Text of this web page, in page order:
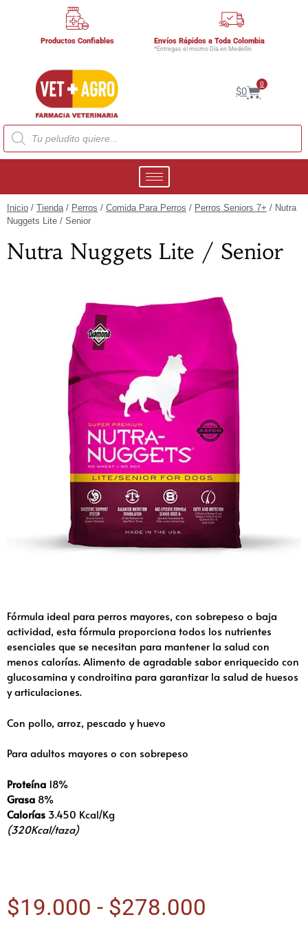
Productos Confiables Envíos Rápidos a Toda Colombia
*Entregas el mismo Día en Medellín
$0
0
Inicio / Tienda/ Perros / Comida Para Perros / Perros Seniors 7+ / Nutra
Nuggets Lite / Senior
Nutra Nuggets Lite / Senior
Fórmula ideal para perros mayores, con sobrepeso o baja
actividad, esta fórmula proporciona todos los nutrientes
esenciales que se necesitan para mantener la salud con
menos calorías. Alimento de agradable sabor enriquecido con
glucosamina y condroitina para garantizar la salud de huesos
y articulaciones.
Con pollo, arroz, pescado y huevo
Para adultos mayores o con sobrepeso
Proteína 18%
Grasa 8%
Calorías 3.450 Kcal/Kg
(320Kcal/taza)
$19.000 - $278.000